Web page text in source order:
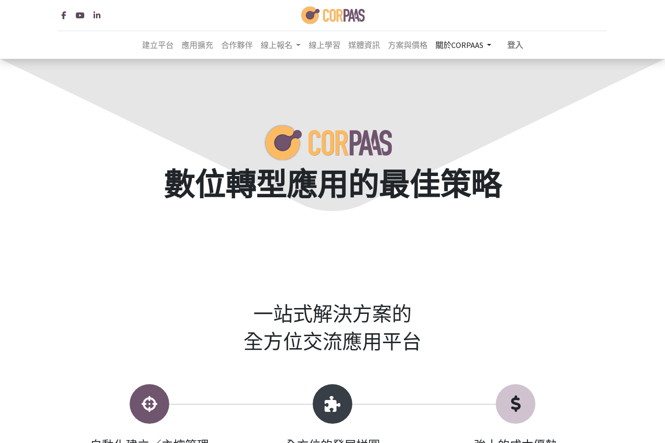
建立平台 應用擴充 合作夥伴 線上報名 線上學習 媒體資訊 方案與價格 關於CORPAAS 登入
數位轉型應用的最佳策略
一站式解決方案的
全方位交流應用平台